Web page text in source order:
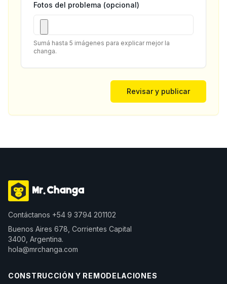
Fotos del problema (opcional)
Sumá hasta 5 imágenes para explicar mejor la
changa.
Revisar y publicar
Contáctanos +54 9 3794 201102
Buenos Aires 678, Corrientes Capital
3400, Argentina.
hola@mrchanga.com
CONSTRUCCIÓN Y REMODELACIONES